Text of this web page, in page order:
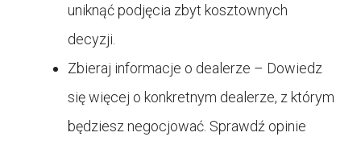
uniknąć podjęcia zbyt kosztownych
decyzji.
Zbieraj informacje o dealerze – Dowiedz
się więcej o konkretnym dealerze, z którym
będziesz negocjować. Sprawdź opinie